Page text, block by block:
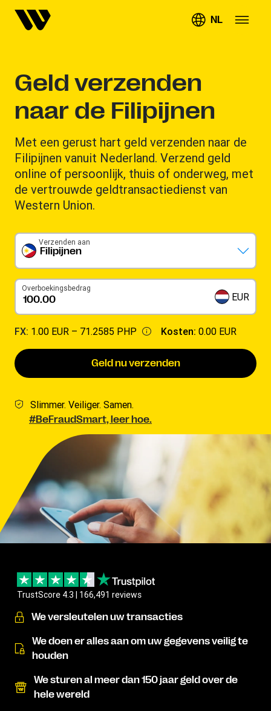
NL
Geld verzenden
naar de Filipijnen
Met een gerust hart geld verzenden naar de
Filipijnen vanuit Nederland. Verzend geld
online of persoonlijk, thuis of onderweg, met
de vertrouwde geldtransactiedienst van
Western Union.
Filipijnen
Verzenden aan
Overboekingsbedrag
EUR
FX: 1.00 EUR – 71.2585 PHP Kosten: 0.00 EUR
Geld nu verzenden
Slimmer. Veiliger. Samen.
#BeFraudSmart, leer hoe.
TrustScore 4.3 | 166,491 reviews
We versleutelen uw transacties
We doen er alles aan om uw gegevens veilig te
houden
We sturen al meer dan 150 jaar geld over de
hele wereld